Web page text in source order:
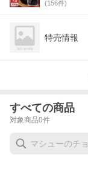
(156件)
特売情報
すべての商品
対象商品0件